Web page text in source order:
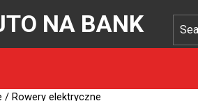
NA BANK
/ Rowery elektryczne